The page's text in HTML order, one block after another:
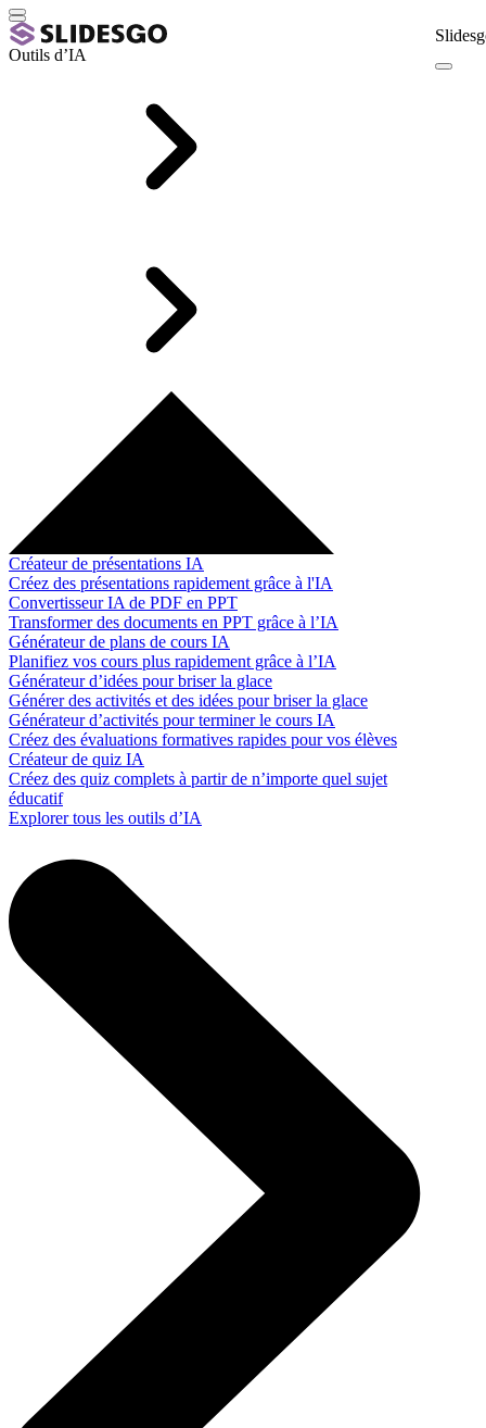
Outils d’IA
Créateur de présentations IA
Créez des présentations rapidement grâce à l'IA
Convertisseur IA de PDF en PPT
Transformer des documents en PPT grâce à l’IA
Générateur de plans de cours IA
Planifiez vos cours plus rapidement grâce à l’IA
Générateur d’idées pour briser la glace
Générer des activités et des idées pour briser la glace
Générateur d’activités pour terminer le cours IA
Créez des évaluations formatives rapides pour vos élèves
Créateur de quiz IA
Créez des quiz complets à partir de n’importe quel sujet
éducatif
Explorer tous les outils d’IA